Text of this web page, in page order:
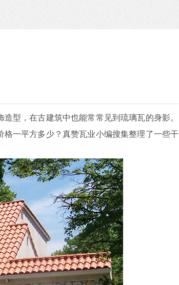
型，在古建筑中也能常常见到琉璃瓦的身影。
一平方多少？真赞瓦业小编搜集整理了一些干